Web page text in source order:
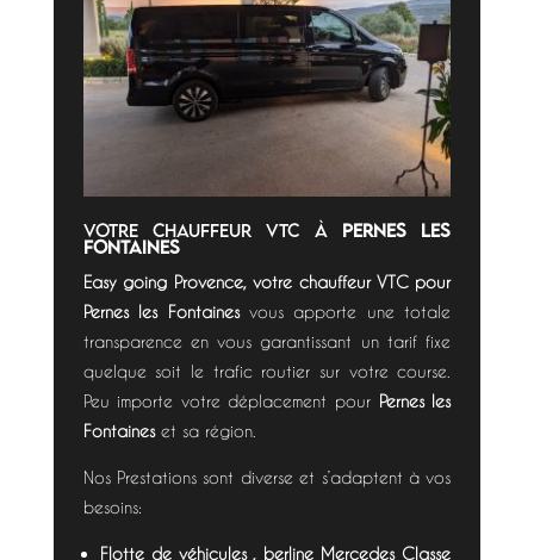
votre chauffeur VTC à Pernes les
Fontaines
Easy going Provence, votre chauffeur VTC pour
Pernes les Fontaines vous apporte une totale
transparence en vous garantissant un tarif fixe
quelque soit le trafic routier sur votre course.
Peu importe votre déplacement pour Pernes les
Fontaineset sa région.
Nos Prestations sont diverse et s’adaptent à vos
besoins:
Flotte de véhicules , berline Mercedes Classe